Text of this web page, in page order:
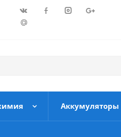
Аккумуляторы